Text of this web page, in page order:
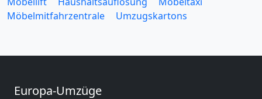
Möbelmitfahrzentrale
Umzugskartons
Europa-Umzüge